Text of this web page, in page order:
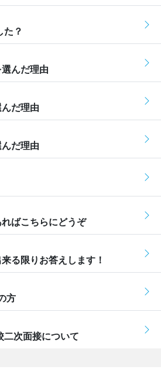
た？
んだ理由
だ理由
だ理由
ばこちらにどうぞ
る限りお答えします！
方
二次面接について